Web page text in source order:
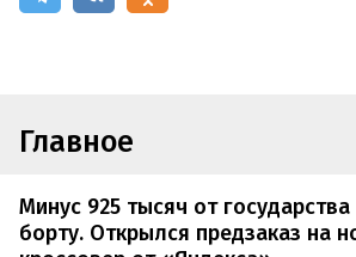
Главное
Минус 925 тысяч от
борту. Открылся предзаказ на